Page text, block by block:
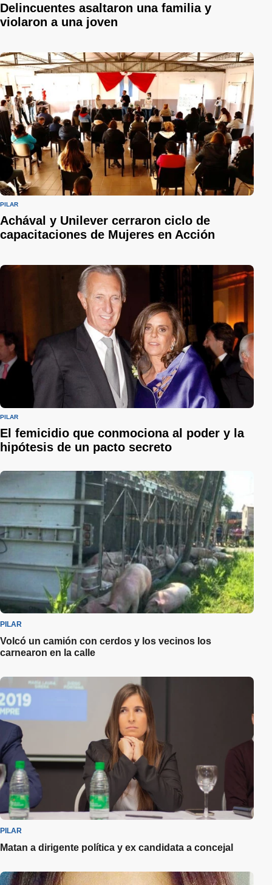
Delincuentes asaltaron una familia y
violaron a una joven
PILAR
Achával y Unilever cerraron ciclo de
capacitaciones de Mujeres en Acción
PILAR
El femicidio que conmociona al poder y la
hipótesis de un pacto secreto
PILAR
Volcó un camión con cerdos y los vecinos los
carnearon en la calle
PILAR
Matan a dirigente política y ex candidata a concejal